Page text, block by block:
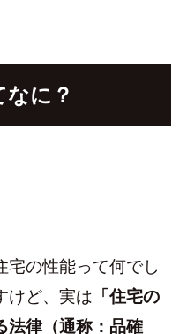
なに？
宅の性能って何でし
けど、実は 「住宅の
法律（通称：品確